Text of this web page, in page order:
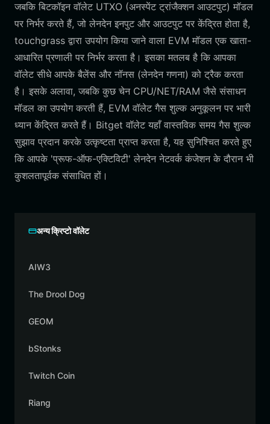
जबकि बिटकॉइन वॉलेट UTXO (अनस्पेंट ट्रांजैक्शन आउटपुट) मॉडल
पर निर्भर करते हैं, जो लेनदेन इनपुट और आउटपुट पर केंद्रित होता है,
touchgrass द्वारा उपयोग किया जाने वाला EVM मॉडल एक खाता-
आधारित प्रणाली पर निर्भर करता है। इसका मतलब है कि आपका
वॉलेट सीधे आपके बैलेंस और नॉनस (लेनदेन गणना) को ट्रैक करता
है। इसके अलावा, जबकि कुछ चेन CPU/NET/RAM जैसे संसाधन
मॉडल का उपयोग करती हैं, EVM वॉलेट गैस शुल्क अनुकूलन पर भारी
ध्यान केंद्रित करते हैं। Bitget वॉलेट यहाँ वास्तविक समय गैस शुल्क
सुझाव प्रदान करके उत्कृष्टता प्राप्त करता है, यह सुनिश्चित करते हुए
कि आपके 'प्रूफ-ऑफ-एक्टिविटी' लेनदेन नेटवर्क कंजेशन के दौरान भी
कुशलतापूर्वक संसाधित हों।
अन्य क्रिप्टो वॉलेट
AIW3
The Drool Dog
GEOM
bStonks
Twitch Coin
Riang